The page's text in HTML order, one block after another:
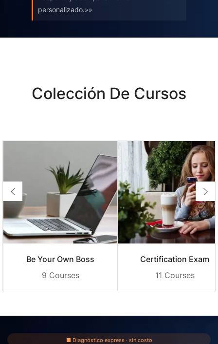
personalizado.»»
Colección De Cursos
Be Your Own Boss
9 Courses
Certification Exam
11 Courses
■ Diagnóstico express · sin costo